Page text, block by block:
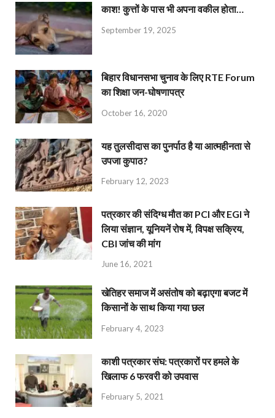
काश! कुत्तों के पास भी अपना वकील होता…
September 19, 2025
बिहार विधानसभा चुनाव के लिए RTE Forum
का शिक्षा जन-घोषणापत्र
October 16, 2020
यह तुलसीदास का पुनर्पाठ है या आत्महीनता से
उपजा कुपाठ?
February 12, 2023
पत्रकार की संदिग्ध मौत का PCI और EGI ने
लिया संज्ञान, यूनियनें रोष में, विपक्ष सक्रिय,
CBI जांच की मांग
June 16, 2021
खेतिहर समाज में असंतोष को बढ़ाएगा बजट में
किसानों के साथ किया गया छल
February 4, 2023
काशी पत्रकार संघ: पत्रकारों पर हमले के
खिलाफ 6 फरवरी को उपवास
February 5, 2021